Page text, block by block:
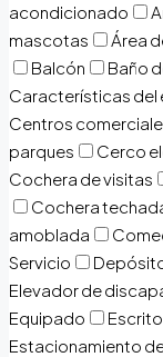
acondicionado
mascotas
Área
Balcón
Baño
Características del
Centros
parques
Cerco
Cochera de visitas
Cochera
amoblada
Servicio
Elevador de
Equipado
Estacionamiento